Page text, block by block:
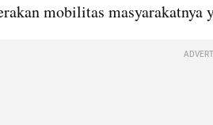
mobilitas masyarakatnya